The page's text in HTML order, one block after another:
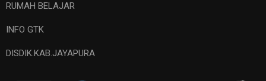
RUMAH BELAJAR
INFO GTK
DISDIK.KAB.JAYAPURA